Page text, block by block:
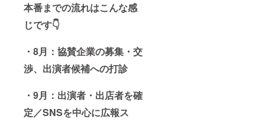
本番までの流れはこんな感
じです👇
・ 8月：協賛企業の募集・交
渉、出演者候補への打診
・ 9月：出演者・出店者を確
定／SNSを中心に広報ス